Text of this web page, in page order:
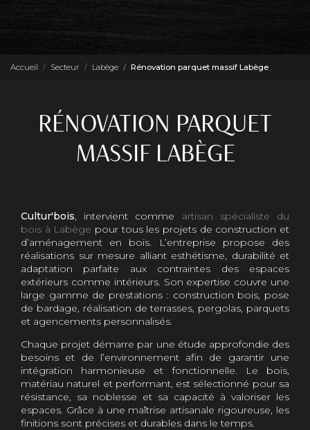
Accueil Secteur Labège Rénovation parquet massif Labège
RÉNOVATION PARQUET
MASSIF LABÈGE
Cultur'bois, intervient comme artisan spécialiste du
bois à Labège pour tous les projets de construction et
d’aménagement en bois. L’entreprise propose des
réalisations sur mesure alliant esthétisme, durabilité et
adaptation parfaite aux contraintes des espaces
extérieurs comme intérieurs. Son expertise couvre une
large gamme de prestations : construction bois, pose
de bardage, réalisation de terrasses, pergolas, parquets
et agencements personnalisés.
Chaque projet démarre par une étude approfondie des
besoins et de l’environnement afin de garantir une
intégration harmonieuse et fonctionnelle. Le bois,
matériau naturel et performant, est sélectionné pour sa
résistance, sa noblesse et sa capacité à valoriser les
espaces. Grâce à une maîtrise artisanale rigoureuse, les
finitions sont précises et durables dans le temps.